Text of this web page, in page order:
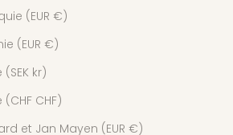
(EUR €)
(EUR €)
kr)
(CHF CHF)
et Jan Mayen (EUR €)